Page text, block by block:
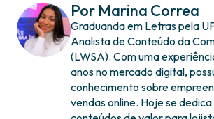
Por Marina Correa
Graduanda em Letras pela
Analista de Conteúdo da
(LWSA). Com uma
anos no mercado digital,
conhecimento sobre
vendas online. Hoje se